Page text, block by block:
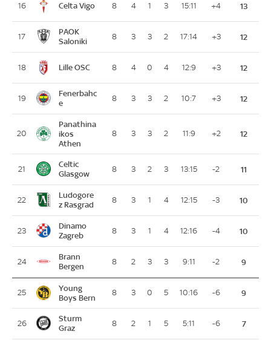
16 Celta Vigo 8 4 1 3 15:11 +4 13
17
PAOK
Saloniki
8 3 3 2 17:14 +3 12
18 Lille OSC 8 4 0 4 12:9 +3 12
19
Fenerbahc
e
8 3 3 2 10:7 +3 12
20
Panathina
ikos
Athen
8 3 3 2 11:9 +2 12
21
Celtic
Glasgow
8 3 2 3 13:15 -2 11
22
Ludogore
z Rasgrad
8 3 1 4 12:15 -3 10
23
Dinamo
Zagreb
8 3 1 4 12:16 -4 10
24
Brann
Bergen
8 2 3 3 9:11 -2 9
25
Young
Boys Bern
8 3 0 5 10:16 -6 9
26
Sturm
Graz
8 2 1 5 5:11 -6 7